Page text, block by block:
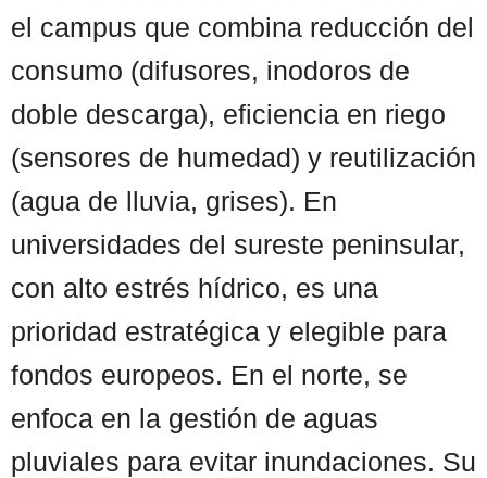
el campus que combina reducción del
consumo (difusores, inodoros de
doble descarga), eficiencia en riego
(sensores de humedad) y reutilización
(agua de lluvia, grises). En
universidades del sureste peninsular,
con alto estrés hídrico, es una
prioridad estratégica y elegible para
fondos europeos. En el norte, se
enfoca en la gestión de aguas
pluviales para evitar inundaciones. Su